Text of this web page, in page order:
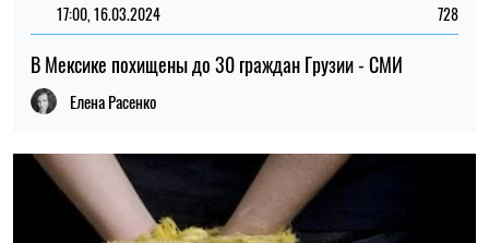
17:00, 16.03.2024 728
В Мексике похищены до 30 граждан Грузии - СМИ
Елена Расенко